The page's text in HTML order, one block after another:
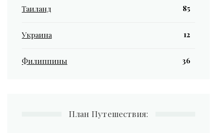
Таиланд 85
Украина 12
Филиппины 36
План Путешествия: